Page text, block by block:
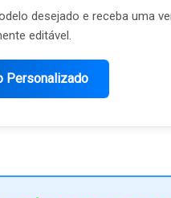
desejado e receba uma
editável.
Personalizado